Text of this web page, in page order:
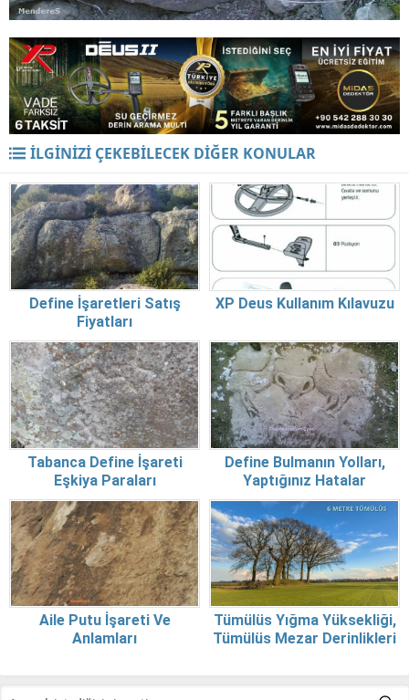
İLGİNİZİ ÇEKEBİLECEK DİĞER KONULAR
Define İşaretleri Satış
Fiyatları
XP Deus Kullanım Kılavuzu
Tabanca Define İşareti
Eşkiya Paraları
Define Bulmanın Yolları,
Yaptığınız Hatalar
Aile Putu İşareti Ve
Anlamları
Tümülüs Yığma Yüksekliği,
Tümülüs Mezar Derinlikleri